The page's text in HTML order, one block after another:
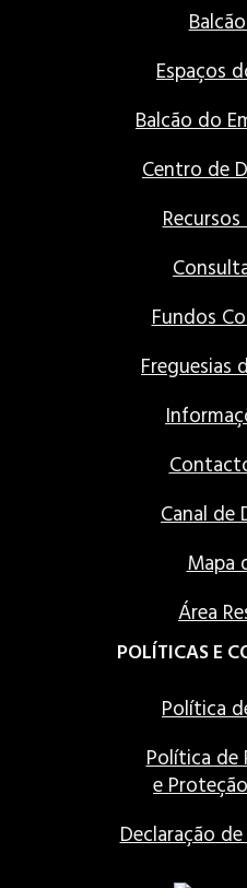
Espaços
Balcão do
Centro de
Fundos
Freguesias
Canal de
Mapa
Área
POLÍTICAS E
Política
Política de
e
Declaração